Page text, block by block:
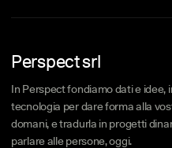
Perspect srl
In Perspect fondiamo dati e idee,
tecnologia per dare forma alla
domani, e tradurla in progetti
parlare alle persone, oggi.